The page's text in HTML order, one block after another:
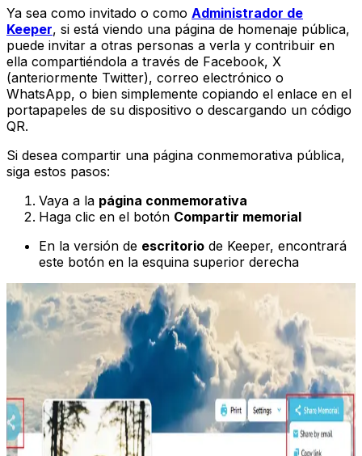
Ya sea como invitado o como Administrador de
Keeper, si está viendo una página de homenaje pública,
puede invitar a otras personas a verla y contribuir en
ella compartiéndola a través de Facebook, X
(anteriormente Twitter), correo electrónico o
WhatsApp, o bien simplemente copiando el enlace en el
portapapeles de su dispositivo o descargando un código
QR.
Si desea compartir una página conmemorativa pública,
siga estos pasos:
Vaya a la página conmemorativa
Haga clic en el botón Compartir memorial
En la versión de escritorio de Keeper, encontrará
este botón en la esquina superior derecha